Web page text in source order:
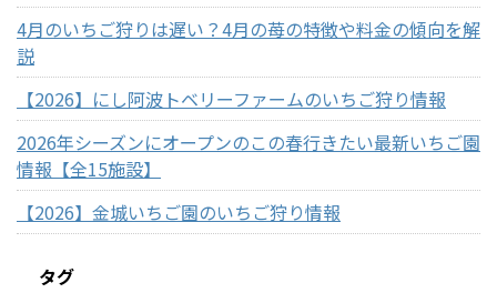
4月のいちご狩りは遅い？4月の苺の特徴や料金の傾向を解
説
【2026】にし阿波トベリーファームのいちご狩り情報
2026年シーズンにオープンのこの春行きたい最新いちご園
情報【全15施設】
【2026】金城いちご園のいちご狩り情報
タグ